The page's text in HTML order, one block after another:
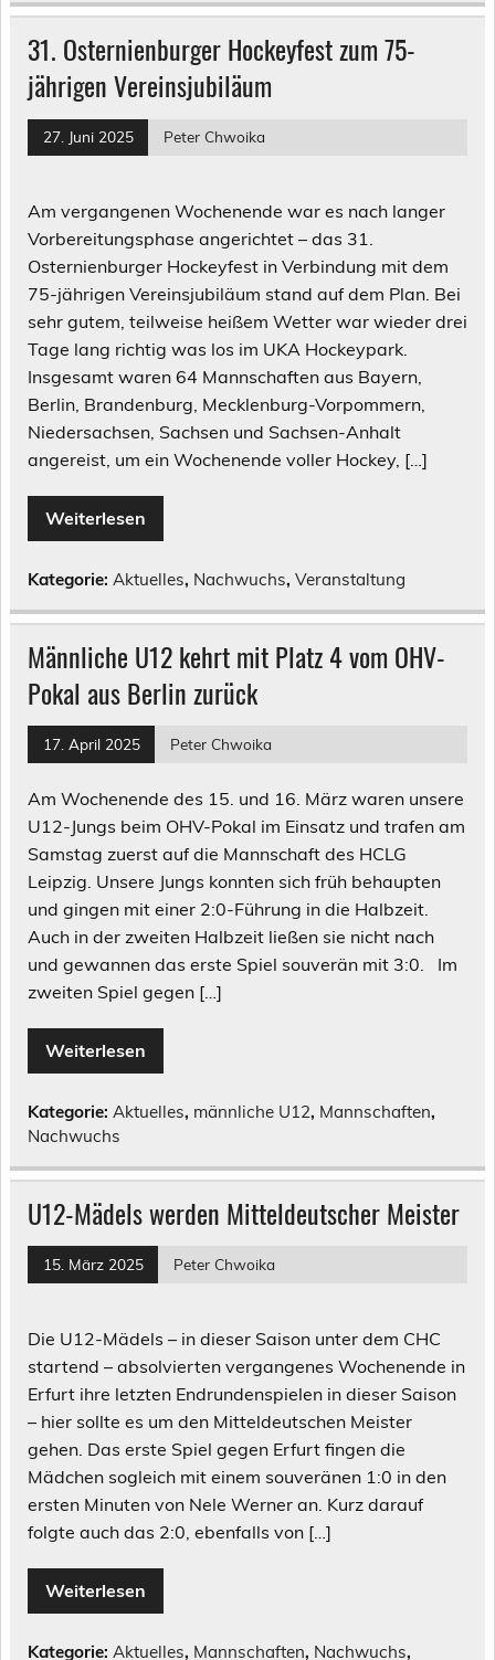
31. Osternienburger Hockeyfest zum 75-
jährigen Vereinsjubiläum
27. Juni 2025 Peter Chwoika
Am vergangenen Wochenende war es nach langer
Vorbereitungsphase angerichtet – das 31.
Osternienburger Hockeyfest in Verbindung mit dem
75-jährigen Vereinsjubiläum stand auf dem Plan. Bei
sehr gutem, teilweise heißem Wetter war wieder drei
Tage lang richtig was los im UKA Hockeypark.
Insgesamt waren 64 Mannschaften aus Bayern,
Berlin, Brandenburg, Mecklenburg-Vorpommern,
Niedersachsen, Sachsen und Sachsen-Anhalt
angereist, um ein Wochenende voller Hockey, […]
Weiterlesen
Kategorie: Aktuelles, Nachwuchs, Veranstaltung
Männliche U12 kehrt mit Platz 4 vom OHV-
Pokal aus Berlin zurück
17. April 2025 Peter Chwoika
Am Wochenende des 15. und 16. März waren unsere
U12-Jungs beim OHV-Pokal im Einsatz und trafen am
Samstag zuerst auf die Mannschaft des HCLG
Leipzig. Unsere Jungs konnten sich früh behaupten
und gingen mit einer 2:0-Führung in die Halbzeit.
Auch in der zweiten Halbzeit ließen sie nicht nach
und gewannen das erste Spiel souverän mit 3:0. Im
zweiten Spiel gegen […]
Weiterlesen
Kategorie: Aktuelles, männliche U12, Mannschaften,
Nachwuchs
U12-Mädels werden Mitteldeutscher Meister
15. März 2025 Peter Chwoika
Die U12-Mädels – in dieser Saison unter dem CHC
startend – absolvierten vergangenes Wochenende in
Erfurt ihre letzten Endrundenspielen in dieser Saison
– hier sollte es um den Mitteldeutschen Meister
gehen. Das erste Spiel gegen Erfurt fingen die
Mädchen sogleich mit einem souveränen 1:0 in den
ersten Minuten von Nele Werner an. Kurz darauf
folgte auch das 2:0, ebenfalls von […]
Weiterlesen
Kategorie: Aktuelles, Mannschaften, Nachwuchs,